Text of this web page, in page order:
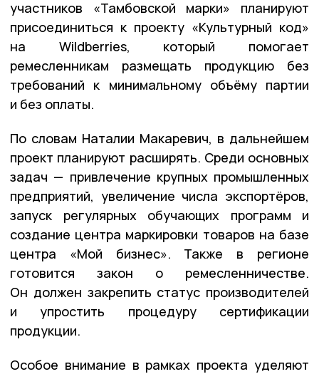
участников «Тамбовской марки» планируют
присоединиться к проекту «Культурный код»
на Wildberries, который помогает
ремесленникам размещать продукцию без
требований к минимальному объёму партии
и без оплаты.
По словам Наталии Макаревич, в дальнейшем
проект планируют расширять. Среди основных
задач — привлечение крупных промышленных
предприятий, увеличение числа экспортёров,
запуск регулярных обучающих программ и
создание центра маркировки товаров на базе
центра «Мой бизнес». Также в регионе
готовится закон о ремесленничестве.
Он должен закрепить статус производителей
и упростить процедуру сертификации
продукции.
Особое внимание в рамках проекта уделяют